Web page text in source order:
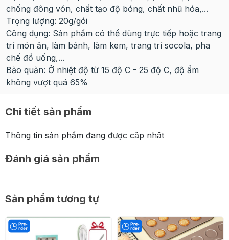
chống đông vón, chất tạo độ bóng, chất nhũ hóa,...
Trọng lượng: 20g/gói
Công dụng: Sản phẩm có thể dùng trực tiếp hoặc trang
trí món ăn, làm bánh, làm kem, trang trí socola, pha
chế đồ uống,...
Bảo quản: Ở nhiệt độ từ 15 độ C - 25 độ C, độ ẩm
không vượt quá 65%
Chi tiết sản phẩm
Thông tin sản phẩm đang được cập nhật
Đánh giá sản phẩm
Sản phẩm tương tự